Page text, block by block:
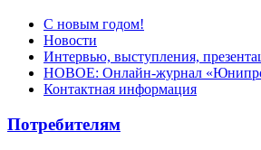
С новым годом!
Новости
Интервью, выступления,
НОВОЕ: Онлайн-журнал «Юнипро
Контактная информация
Потребителям